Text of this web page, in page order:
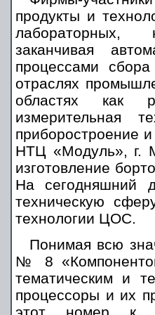
продукты и
лабораторных,
заканчивая
процессами
отраслях
областях как
измерительная
приборостроение
НТЦ «Модуль», г.
изготовление
На сегодняшний
техническую
технологии ЦОС.
Понимая всю
№ 8
тематическим и
процессоры и их